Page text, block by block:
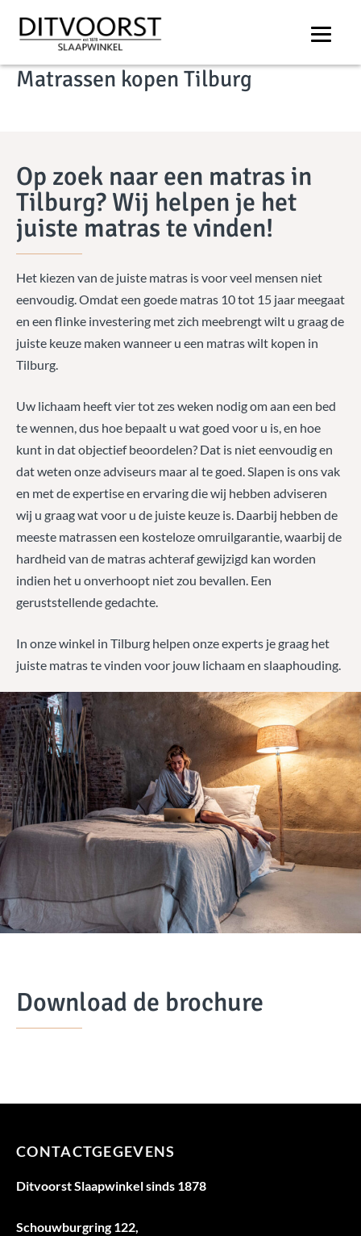
COLLECTIE
Matrassen kopen Tilburg
Op zoek naar een matras in
Tilburg? Wij helpen je het
juiste matras te vinden!
Het kiezen van de juiste matras is voor veel mensen niet
eenvoudig. Omdat een goede matras 10 tot 15 jaar meegaat
en een flinke investering met zich meebrengt wilt u graag de
juiste keuze maken wanneer u een matras wilt kopen in
Tilburg.
Uw lichaam heeft vier tot zes weken nodig om aan een bed
te wennen, dus hoe bepaalt u wat goed voor u is, en hoe
kunt in dat objectief beoordelen? Dat is niet eenvoudig en
dat weten onze adviseurs maar al te goed. Slapen is ons vak
en met de expertise en ervaring die wij hebben adviseren
wij u graag wat voor u de juiste keuze is. Daarbij hebben de
meeste matrassen een kosteloze omruilgarantie, waarbij de
hardheid van de matras achteraf gewijzigd kan worden
indien het u onverhoopt niet zou bevallen. Een
geruststellende gedachte.
In onze winkel in Tilburg helpen onze experts je graag het
juiste matras te vinden voor jouw lichaam en slaaphouding.
Download de brochure
CONTACTGEGEVENS
Ditvoorst Slaapwinkel sinds 1878
Schouwburgring 122,